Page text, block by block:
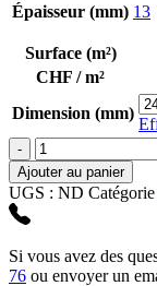
Épaisseur (mm) 13
Surface (m²)
CHF / m²
Dimension (mm)
quantité
de
Alu
Crossbrushed
Ajouter au panier
UGS : ND Catégorie
Si vous avez des
76 ou envoyer un